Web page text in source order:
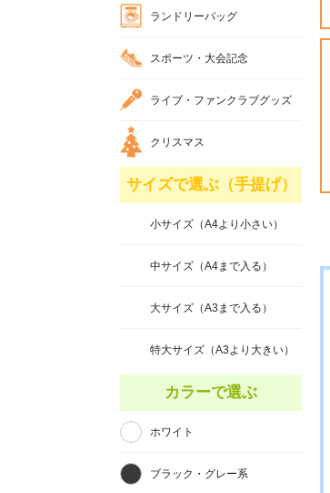
ランドリーバッグ
スポーツ・大会記念
ライブ・ファンクラブグッズ
クリスマス
サイズで選ぶ（手提げ）
小サイズ（A4より小さい）
中サイズ（A4まで入る）
大サイズ（A3まで入る）
特大サイズ（A3より大きい）
カラーで選ぶ
ホワイト
ブラック・グレー系